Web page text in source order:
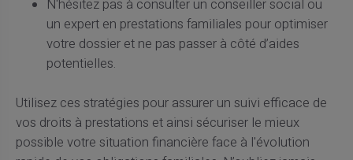
N'hésitez pas à consulter un conseiller social ou
un expert en prestations familiales pour optimiser
votre dossier et ne pas passer à côté d’aides
potentielles.
Utilisez ces stratégies pour assurer un suivi efficace de
vos droits à prestations et ainsi sécuriser le mieux
possible votre situation financière face à l'évolution